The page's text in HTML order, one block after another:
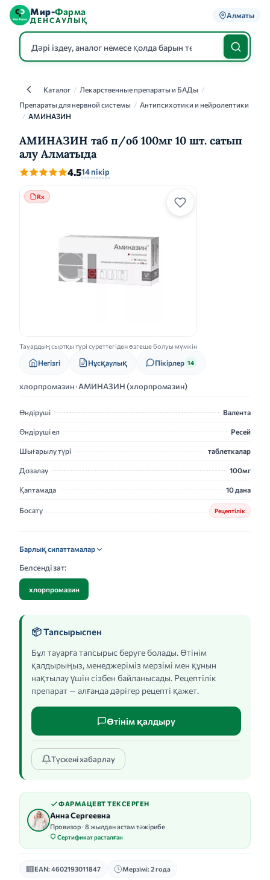
Мир-Фарма
ДЕНСАУЛЫҚ
Алматы
КаталогКаталог / Лекарственные препараты и БАДы /
Препараты для нервной системы / Антипсихотики и нейролептики
/ АМИНАЗИН
АМИНАЗИН таб п/об 100мг 10 шт. сатып
алу Алматыда
4.514 пікір
Rx
Тауардың сыртқы түрі суреттегіден өзгеше болуы мүмкін
Негізгі Нұсқаулық Пікірлер 14
хлорпромазин · АМИНАЗИН (хлорпромазин)
Өндіруші Валента
Өндіруші ел Ресей
Шығарылу түрі таблеткалар
Дозалау 100мг
Қаптамада 10 дана
Босату Рецептілік
Барлық сипаттамалар
Белсенді зат:
хлорпромазин
📦 Тапсырыспен
Бұл тауарға тапсырыс беруге болады. Өтінім
қалдырыңыз, менеджеріміз мерзімі мен құнын
нақтылау үшін сізбен байланысады. Рецептілік
препарат — алғанда дәрігер рецепті қажет.
Өтінім қалдыру
Түскені хабарлау
ФАРМАЦЕВТ ТЕКСЕРГЕН
Анна Сергеевна
Провизор · 8 жылдан астам тәжірибе
Сертификат расталған
EAN: 4602193011847 Мерзімі: 2 года